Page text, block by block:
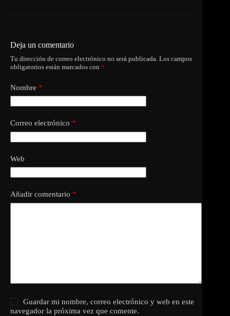
Deja un comentario
Tu dirección de correo electrónico no será publicada. Los campos
obligatorios están marcados con *
Nombre *
Correo electrónico *
Web
Añadir comentario *
Guardar mi nombre, correo electrónico y web en este
navegador la próxima vez que comente.